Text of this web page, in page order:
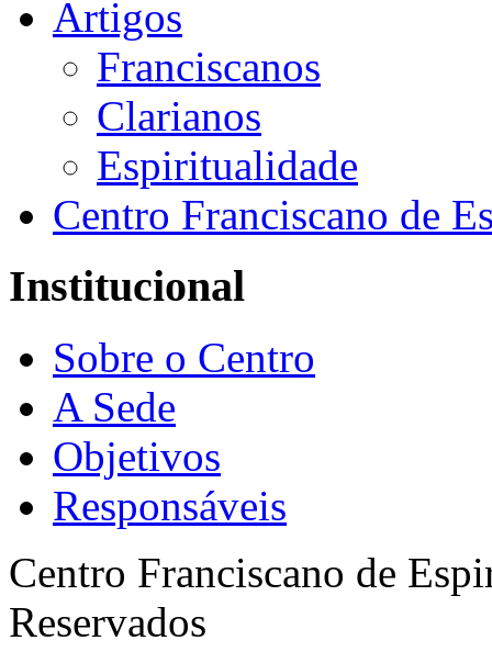
Artigos
Franciscanos
Clarianos
Espiritualidade
Centro Franciscano de
Institucional
Sobre o Centro
A Sede
Objetivos
Responsáveis
Centro Franciscano de
Reservados